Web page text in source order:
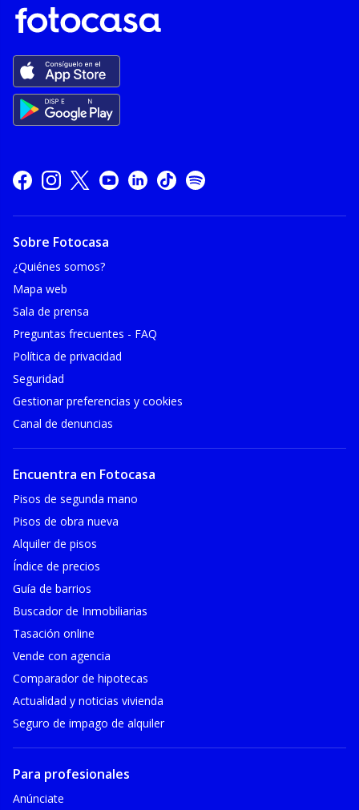
Sobre Fotocasa
¿Quiénes somos?
Mapa web
Sala de prensa
Preguntas frecuentes - FAQ
Política de privacidad
Seguridad
Gestionar preferencias y cookies
Canal de denuncias
Encuentra en Fotocasa
Pisos de segunda mano
Pisos de obra nueva
Alquiler de pisos
Índice de precios
Guía de barrios
Buscador de Inmobiliarias
Tasación online
Vende con agencia
Comparador de hipotecas
Actualidad y noticias vivienda
Seguro de impago de alquiler
Para profesionales
Anúnciate